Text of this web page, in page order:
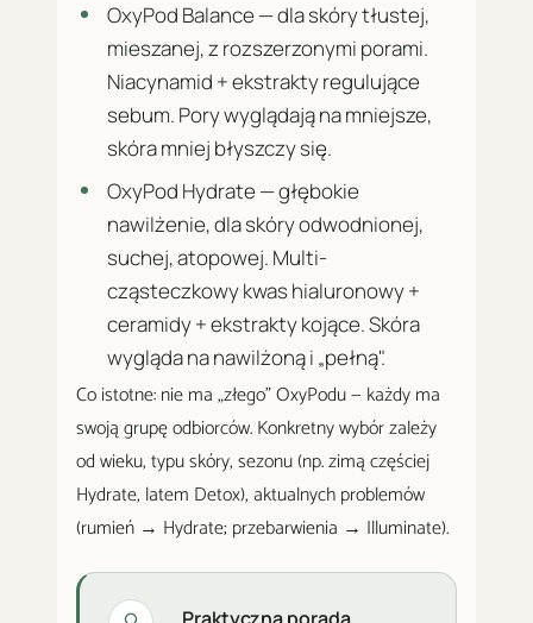
OxyPod Balance — dla skóry tłustej,
mieszanej, z rozszerzonymi porami.
Niacynamid + ekstrakty regulujące
sebum. Pory wyglądają na mniejsze,
skóra mniej błyszczy się.
OxyPod Hydrate — głębokie
nawilżenie, dla skóry odwodnionej,
suchej, atopowej. Multi-
cząsteczkowy kwas hialuronowy +
ceramidy + ekstrakty kojące. Skóra
wygląda na nawilżoną i „pełną".
Co istotne: nie ma „złego" OxyPodu — każdy ma
swoją grupę odbiorców. Konkretny wybór zależy
od wieku, typu skóry, sezonu (np. zimą częściej
Hydrate, latem Detox), aktualnych problemów
(rumień → Hydrate; przebarwienia → Illuminate).